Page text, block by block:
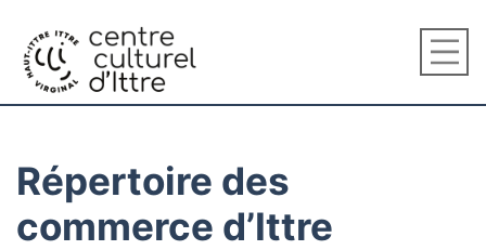
Répertoire des
commerce d’Ittre